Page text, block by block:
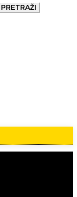
PRETRAŽI